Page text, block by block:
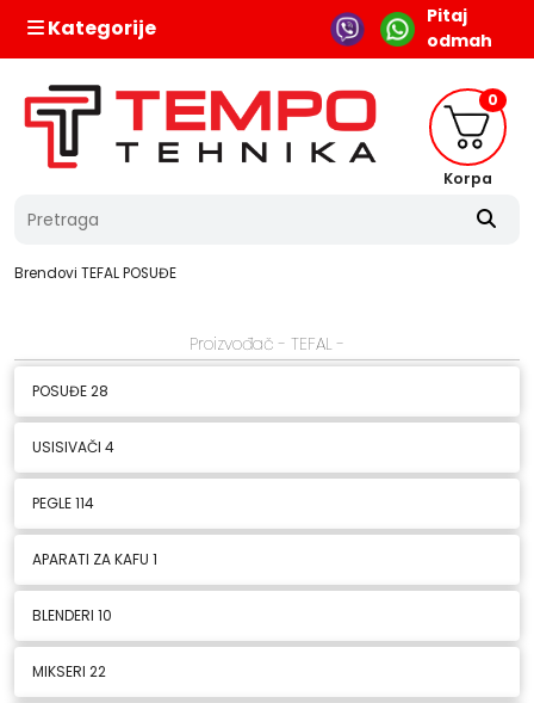
Kategorije
Pitaj
odmah
0
Korpa
Brendovi TEFALPOSUĐE
Proizvođač - TEFAL -
POSUĐE28
USISIVAČI 4
PEGLE114
APARATI ZA KAFU 1
BLENDERI 10
MIKSERI 22